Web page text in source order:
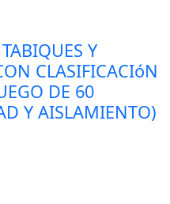
Y
CLASIFICACIóN
DE 60
Y AISLAMIENTO)